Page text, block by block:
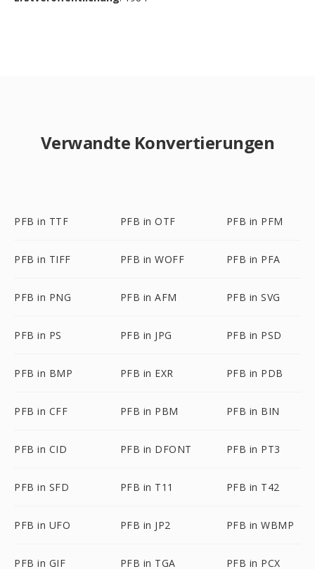
Verwandte Konvertierungen
PFB in TTF PFB in OTF PFB in PFM
PFB in TIFF PFB in WOFF PFB in PFA
PFB in PNG PFB in AFM PFB in SVG
PFB in PS PFB in JPG PFB in PSD
PFB in BMP PFB in EXR PFB in PDB
PFB in CFF PFB in PBM PFB in BIN
PFB in CID PFB in DFONT PFB in PT3
PFB in SFD PFB in T11 PFB in T42
PFB in UFO PFB in JP2 PFB in WBMP
PFB in GIF PFB in TGA PFB in PCX